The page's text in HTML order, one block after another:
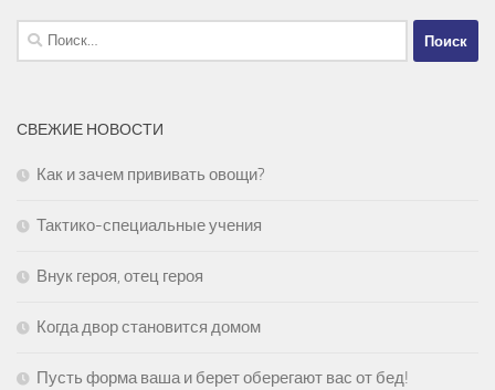
Найти:
СВЕЖИЕ НОВОСТИ
Как и зачем прививать овощи?
Тактико-специальные учения
Внук героя, отец героя
Когда двор становится домом
Пусть форма ваша и берет оберегают вас от бед!